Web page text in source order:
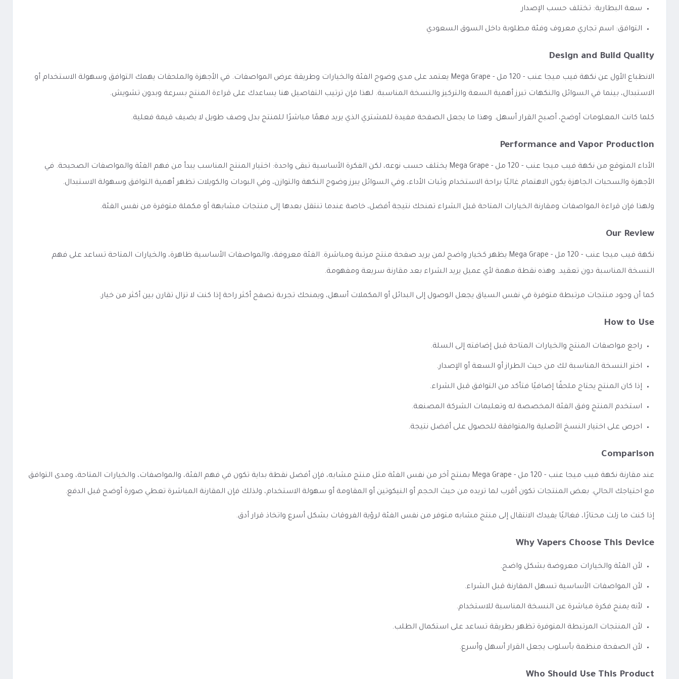
سعة البطارية: تختلف حسب الإصدار
التوافق: اسم تجاري معروف وفئة مطلوبة داخل السوق السعودي
Design and Build Quality
الانطباع الأول عن نكهة فيب ميجا عنب - 120 مل - Mega Grape يعتمد على مدى وضوح الفئة والخيارات وطريقة عرض المواصفات. في الأجهزة والملحقات يهمك التوافق وسهولة الاستخدام أو
الاستبدال، بينما في السوائل والنكهات تبرز أهمية السعة والتركيز والنسخة المناسبة. لهذا فإن ترتيب التفاصيل هنا يساعدك على قراءة المنتج بسرعة وبدون تشويش.
كلما كانت المعلومات أوضح، أصبح القرار أسهل. وهذا ما يجعل الصفحة مفيدة للمشتري الذي يريد فهمًا مباشرًا للمنتج بدل وصف طويل لا يضيف قيمة فعلية.
Performance and Vapor Production
الأداء المتوقع من نكهة فيب ميجا عنب - 120 مل - Mega Grape يختلف حسب نوعه، لكن الفكرة الأساسية تبقى واحدة: اختيار المنتج المناسب يبدأ من فهم الفئة والمواصفات الصحيحة. في
الأجهزة والسحبات الجاهزة يكون الاهتمام غالبًا براحة الاستخدام وثبات الأداء، وفي السوائل يبرز وضوح النكهة والتوازن، وفي البودات والكويلات تظهر أهمية التوافق وسهولة الاستبدال.
ولهذا فإن قراءة المواصفات ومقارنة الخيارات المتاحة قبل الشراء تمنحك نتيجة أفضل، خاصة عندما تنتقل بعدها إلى منتجات مشابهة أو مكملة متوفرة من نفس الفئة.
Our Review
نكهة فيب ميجا عنب - 120 مل - Mega Grape يظهر كخيار واضح لمن يريد صفحة منتج مرتبة ومباشرة. الفئة معروفة، والمواصفات الأساسية ظاهرة، والخيارات المتاحة تساعد على فهم
النسخة المناسبة دون تعقيد. وهذه نقطة مهمة لأي عميل يريد الشراء بعد مقارنة سريعة ومفهومة.
كما أن وجود منتجات مرتبطة متوفرة في نفس السياق يجعل الوصول إلى البدائل أو المكملات أسهل، ويمنحك تجربة تصفح أكثر راحة إذا كنت لا تزال تقارن بين أكثر من خيار.
How to Use
راجع مواصفات المنتج والخيارات المتاحة قبل إضافته إلى السلة.
اختر النسخة المناسبة لك من حيث الطراز أو السعة أو الإصدار.
إذا كان المنتج يحتاج ملحقًا إضافيًا فتأكد من التوافق قبل الشراء.
استخدم المنتج وفق الفئة المخصصة له وتعليمات الشركة المصنعة.
احرص على اختيار النسخ الأصلية والمتوافقة للحصول على أفضل نتيجة.
Comparison
عند مقارنة نكهة فيب ميجا عنب - 120 مل - Mega Grape بمنتج آخر من نفس الفئة مثل منتج مشابه، فإن أفضل نقطة بداية تكون في فهم الفئة، والمواصفات، والخيارات المتاحة، ومدى التوافق
مع احتياجك الحالي. بعض المنتجات تكون أقرب لما تريده من حيث الحجم أو النيكوتين أو المقاومة أو سهولة الاستخدام، ولذلك فإن المقارنة المباشرة تعطي صورة أوضح قبل الدفع.
إذا كنت ما زلت محتارًا، فغالبًا يفيدك الانتقال إلى منتج مشابه متوفر من نفس الفئة لرؤية الفروقات بشكل أسرع واتخاذ قرار أدق.
Why Vapers Choose This Device
لأن الفئة والخيارات معروضة بشكل واضح.
لأن المواصفات الأساسية تسهل المقارنة قبل الشراء.
لأنه يمنح فكرة مباشرة عن النسخة المناسبة للاستخدام.
لأن المنتجات المرتبطة المتوفرة تظهر بطريقة تساعد على استكمال الطلب.
لأن الصفحة منظمة بأسلوب يجعل القرار أسهل وأسرع.
Who Should Use This Product